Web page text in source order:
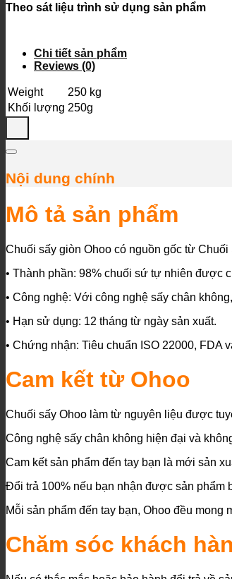
Theo sát liệu trình sử dụng sản phẩm
Chi tiết sản phẩm
Reviews (0)
Weight
250 kg
Khối lượng 250g
Nội dung chính
Mô tả sản phẩm
Chuối sấy giòn Ohoo có nguồn gốc từ Chuối
• Thành phần: 98% chuối sứ tự nhiên được
• Công nghệ: Với công nghệ sấy chân
• Hạn sử dụng: 12 tháng từ ngày sản xuất.
• Chứng nhận: Tiêu chuẩn ISO 22000, FDA
Cam kết từ Ohoo
Chuối sấy Ohoo làm từ nguyên liệu được
Công nghệ sấy chân không hiện đại và
Cam kết sản phẩm đến tay bạn là mới sản
Đổi trả 100% nếu bạn nhận được sản phẩm
Mỗi sản phẩm đến tay bạn, Ohoo đều mong
Chăm sóc khách